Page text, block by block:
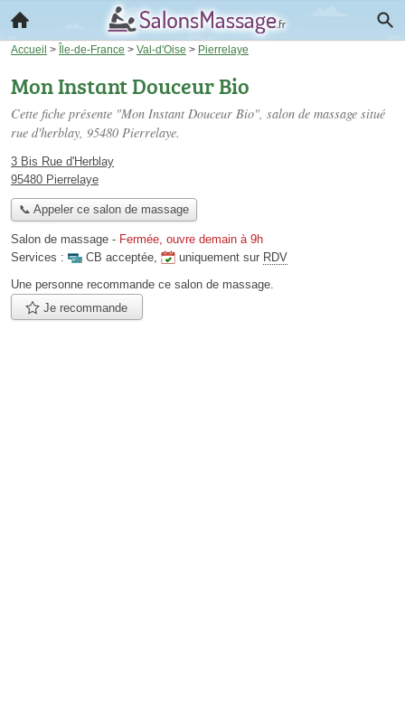
Accueil > Île-de-France > Val-d'Oise > Pierrelaye
Mon Instant Douceur Bio
Cette fiche présente "Mon Instant Douceur Bio", salon de massage situé
rue d'herblay, 95480 Pierrelaye.
3 Bis Rue d'Herblay
95480 Pierrelaye
📞 Appeler ce salon de massage
Salon de massage - Fermée, ouvre demain à 9h
Services :
CB acceptée, uniquement sur RDV
Une personne recommande ce salon de massage.
Je recommande